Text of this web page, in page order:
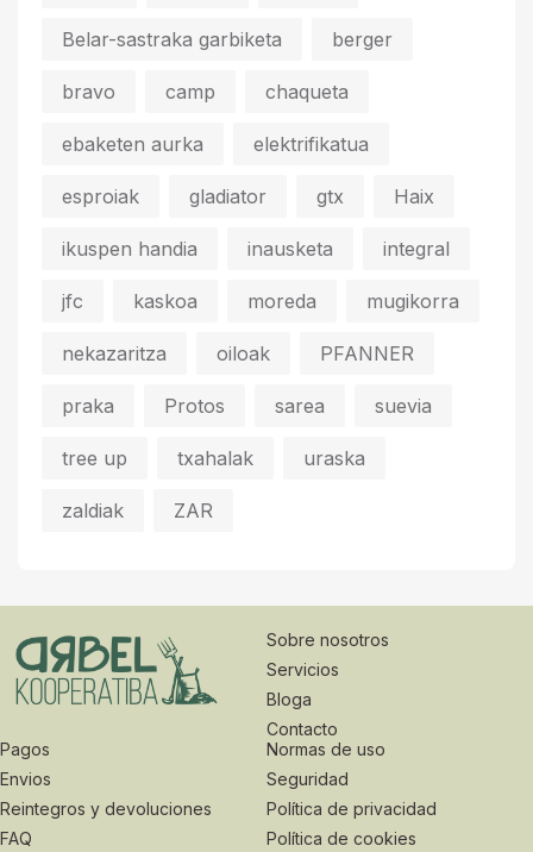
Belar-sastraka garbiketa berger
bravo camp chaqueta
ebaketen aurka elektrifikatua
esproiak gladiator gtx Haix
ikuspen handia inausketa integral
jfc kaskoa moreda mugikorra
nekazaritza oiloak PFANNER
praka Protos sarea suevia
tree up txahalak uraska
zaldiak ZAR
Sobre nosotros
Servicios
Bloga
Contacto
Pagos
Envios
Reintegros y devoluciones
FAQ
Normas de uso
Seguridad
Política de privacidad
Política de cookies